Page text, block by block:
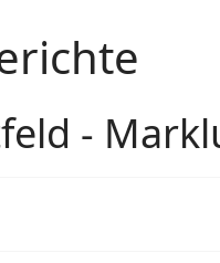
-